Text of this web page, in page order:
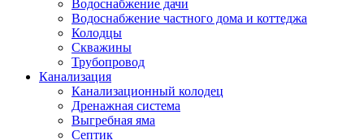
Водоснабжение дачи
Водоснабжение частного дома и коттеджа
Колодцы
Скважины
Трубопровод
Канализация
Канализационный колодец
Дренажная система
Выгребная яма
Септик